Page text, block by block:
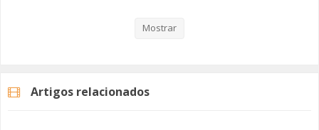
o incremento da preparação dos cidadãos e para o combate à
projeto “Sistema de Prevenção de Inundações”.
Mostrar
Artigos relacionados